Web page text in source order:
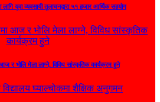
यूवा व्यवसायी तूलाचनद्वारा ५१ हजार आर्थिक सहयोग
आज र भोलि मेला लाग्ने, विविध सांस्कृतिक कार्यक्रम हुने